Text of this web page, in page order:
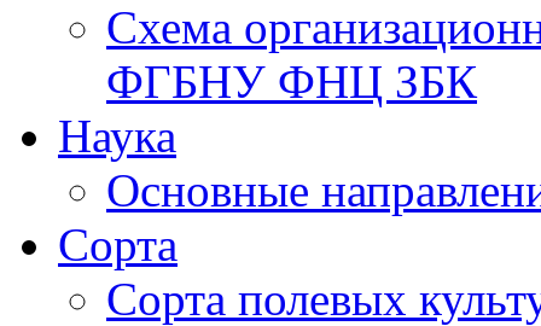
Схема
ФГБНУ ФНЦ ЗБК
Наука
Основные
Сорта
Сорта полевых